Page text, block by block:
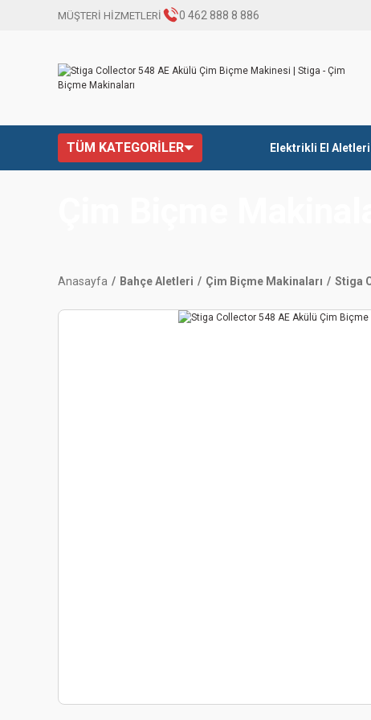
MÜŞTERİ HİZMETLERİ 0 462 888 8 886
TÜM KATEGORİLER Elektrikli El Aletleri
Anasayfa Bahçe Aletleri Çim Biçme Makinaları Stiga